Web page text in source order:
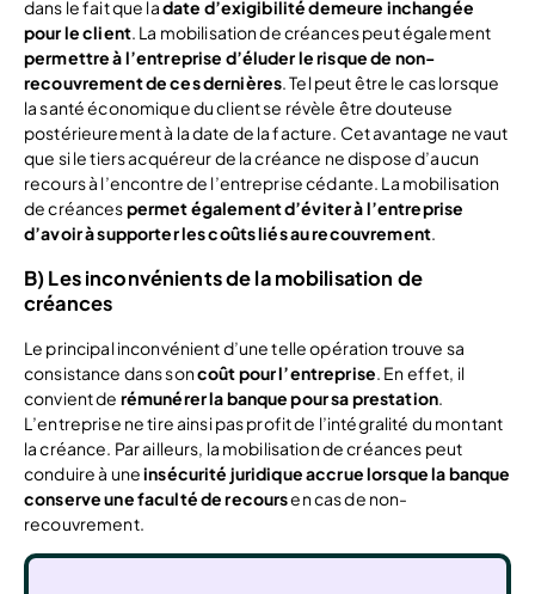
dans le fait que ladate d’exigibilité demeure inchangée
pour le client. La mobilisation de créances peut également
permettre à l’entreprise d’éluder le risque de non-
recouvrement de ces dernières. Tel peut être le cas lorsque
la santé économique du client se révèle être douteuse
postérieurement à la date de la facture. Cet avantage ne vaut
que si le tiers acquéreur de la créance ne dispose d’aucun
recours à l’encontre de l’entreprise cédante. La mobilisation
de créancespermet également d’éviter à l’entreprise
d’avoir à supporter les coûts liés au recouvrement.
B) Les inconvénients de la mobilisation de
créances
Le principal inconvénient d’une telle opération trouve sa
consistance dans soncoût pour l’entreprise. En effet, il
convient de rémunérer la banque pour sa prestation.
L’entreprise ne tire ainsi pas profit de l’intégralité du montant
la créance. Par ailleurs, la mobilisation de créances peut
conduire à uneinsécurité juridique accrue lorsque la banque
conserve une faculté de recoursen cas de non-
recouvrement.